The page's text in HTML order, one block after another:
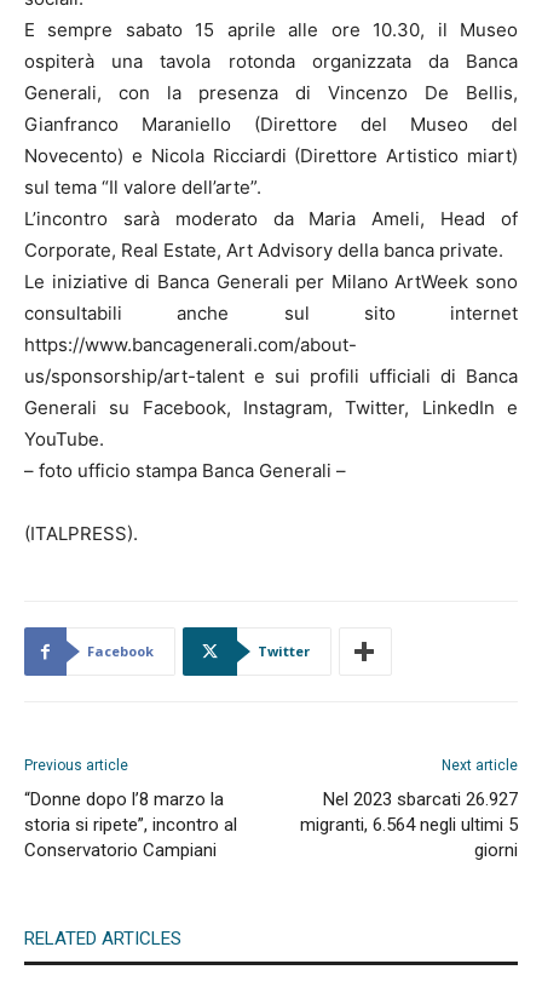
E sempre sabato 15 aprile alle ore 10.30, il Museo
ospiterà una tavola rotonda organizzata da Banca
Generali, con la presenza di Vincenzo De Bellis,
Gianfranco Maraniello (Direttore del Museo del
Novecento) e Nicola Ricciardi (Direttore Artistico miart)
sul tema “Il valore dell’arte”.
L’incontro sarà moderato da Maria Ameli, Head of
Corporate, Real Estate, Art Advisory della banca private.
Le iniziative di Banca Generali per Milano ArtWeek sono
consultabili anche sul sito internet
https://www.bancagenerali.com/about-
us/sponsorship/art-talent e sui profili ufficiali di Banca
Generali su Facebook, Instagram, Twitter, LinkedIn e
YouTube.
– foto ufficio stampa Banca Generali –
(ITALPRESS).
Facebook Twitter
Previous article
“Donne dopo l’8 marzo la
storia si ripete”, incontro al
Conservatorio Campiani
Next article
Nel 2023 sbarcati 26.927
migranti, 6.564 negli ultimi 5
giorni
RELATED ARTICLES